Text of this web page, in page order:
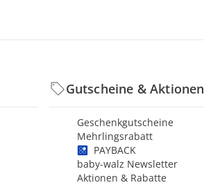
Gutscheine & Aktionen
Geschenkgutscheine
Mehrlingsrabatt
PAYBACK
baby-walz Newsletter
Aktionen & Rabatte